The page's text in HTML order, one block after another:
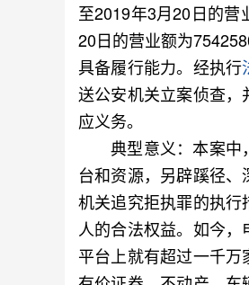
至2019年3月20日的营
20日的营业额为
具备履行能力。经执行
送公安机关立案侦查
应义务。
典型意义：本案中
台和资源，另辟蹊径
机关追究拒执罪的执
人的合法权益。如今
平台上就有超过一千万